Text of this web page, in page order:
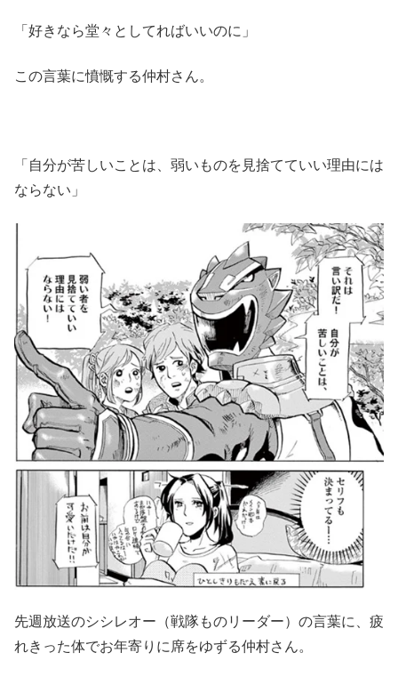
「好きなら堂々としてればいいのに」
この言葉に憤慨する仲村さん。
「自分が苦しいことは、弱いものを見捨てていい理由には
ならない」
先週放送のシシレオー（戦隊ものリーダー）の言葉に、疲
れきった体でお年寄りに席をゆずる仲村さん。